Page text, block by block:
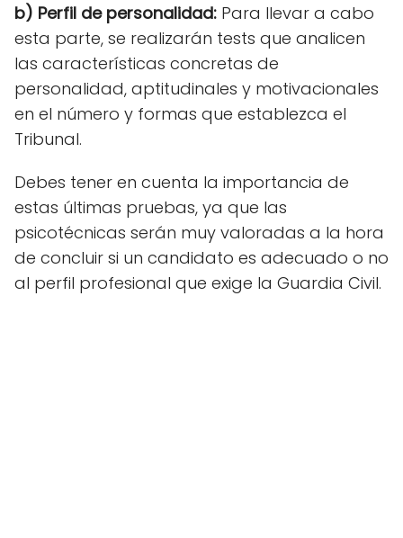
b) Perfil de personalidad: Para llevar a cabo
esta parte, se realizarán tests que analicen
las características concretas de
personalidad, aptitudinales y motivacionales
en el número y formas que establezca el
Tribunal.
Debes tener en cuenta la importancia de
estas últimas pruebas, ya que las
psicotécnicas serán muy valoradas a la hora
de concluir si un candidato es adecuado o no
al perfil profesional que exige la Guardia Civil.